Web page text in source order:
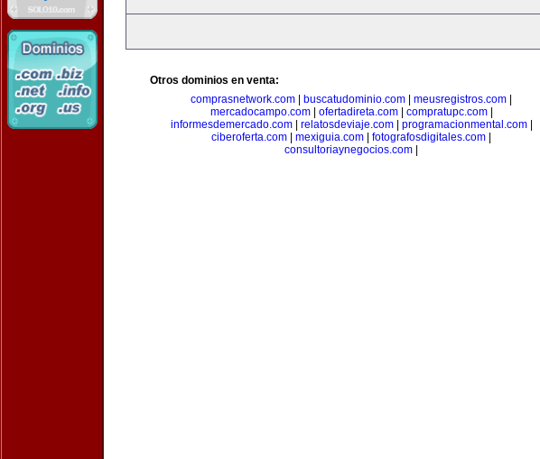
Otros dominios en venta:
comprasnetwork.com
buscatudominio.com meusregistros.com
mercadocampo.com| ofertadireta.com| compratupc.com|
informesdemercado.com| relatosdeviaje.com| programacionmental.com|
ciberoferta.com
mexiguia.com fotografosdigitales.com
consultoriaynegocios.com